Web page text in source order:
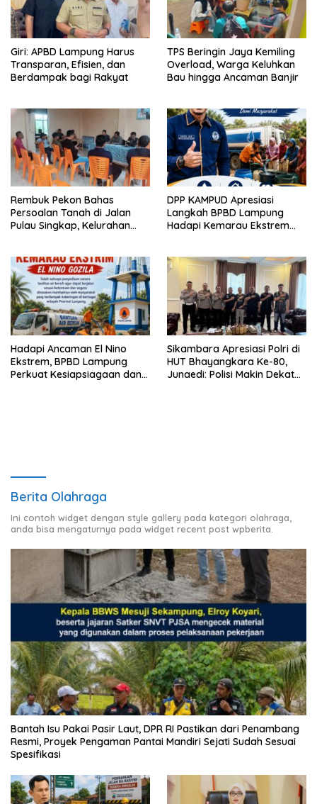
Giri: APBD Lampung Harus
Transparan, Efisien, dan
Berdampak bagi Rakyat
TPS Beringin Jaya Kemiling
Overload, Warga Keluhkan
Bau hingga Ancaman Banjir
Rembuk Pekon Bahas
Persoalan Tanah di Jalan
Pulau Singkap, Kelurahan
DPP KAMPUD Apresiasi
Langkah BPBD Lampung
Hadapi Kemarau Ekstrem
Hadapi Ancaman El Nino
Ekstrem, BPBD Lampung
Perkuat Kesiapsiagaan dan
Sikambara Apresiasi Polri di
HUT Bhayangkara Ke-80,
Junaedi: Polisi Makin Dekat
Berita Olahraga
Ini contoh widget dengan style gallery pada kategori olahraga,
anda bisa mengaturnya pada widget recent post wpberita.
Bantah Isu Pakai Pasir Laut, DPR RI Pastikan dari Penambang
Resmi, Proyek Pengaman Pantai Mandiri Sejati Sudah Sesuai
Spesifikasi